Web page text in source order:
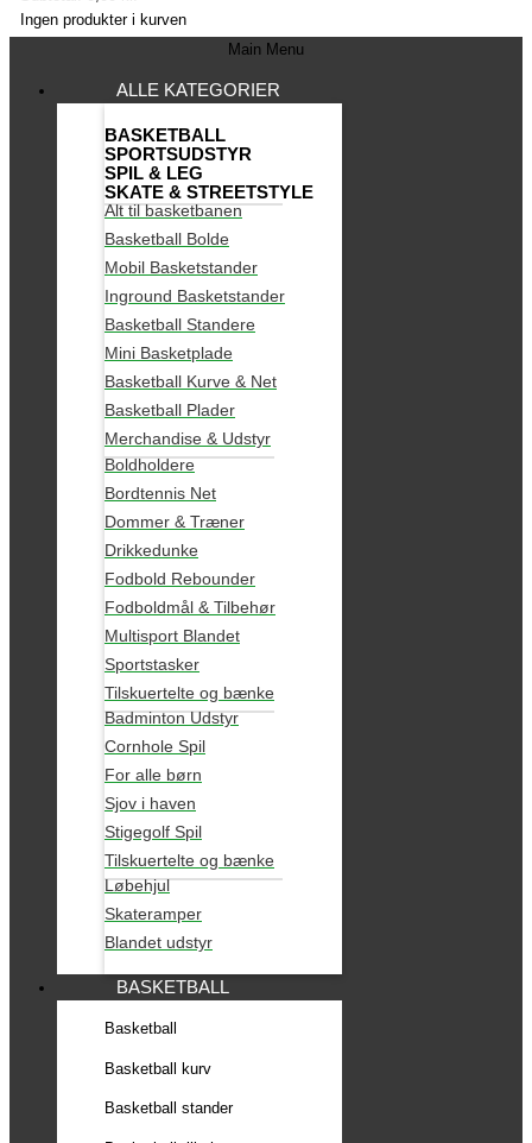
Ingen produkter i kurven
Main Menu
ALLE KATEGORIER
BASKETBALL
SPORTSUDSTYR
SPIL & LEG
SKATE & STREETSTYLE
Alt til basketbanen
Basketball Bolde
Mobil Basketstander
Inground Basketstander
Basketball Standere
Mini Basketplade
Basketball Kurve & Net
Basketball Plader
Merchandise & Udstyr
Boldholdere
Bordtennis Net
Dommer & Træner
Drikkedunke
Fodbold Rebounder
Fodboldmål & Tilbehør
Multisport Blandet
Sportstasker
Tilskuertelte og bænke
Badminton Udstyr
Cornhole Spil
For alle børn
Sjov i haven
Stigegolf Spil
Tilskuertelte og bænke
Løbehjul
Skateramper
Blandet udstyr
BASKETBALL
Basketball
Basketball kurv
Basketball stander